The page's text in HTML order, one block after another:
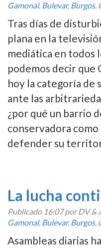
Gamonal, Bulevar, Burgos,
Tras dí­as de
plana en la
mediática en todos
podemos decir que
hoy la categorí­a de
ante las
¿por qué un barrio
conservadora como
defender su
La lucha
Publicado 16:07por DV&
Gamonal, Bulevar, Burgos,
Asambleas diarias